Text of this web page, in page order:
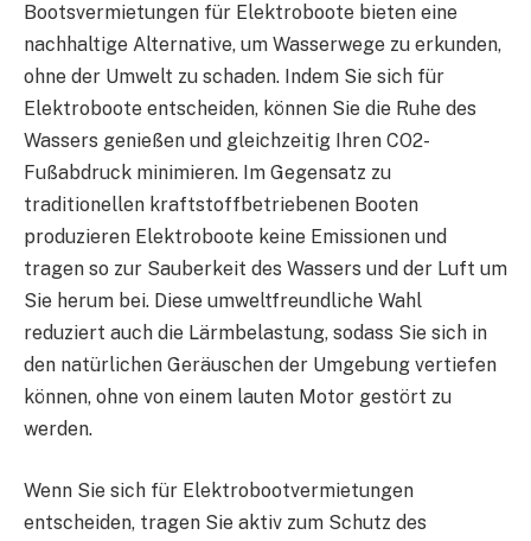
Bootsvermietungen für Elektroboote bieten eine
nachhaltige Alternative, um Wasserwege zu erkunden,
ohne der Umwelt zu schaden. Indem Sie sich für
Elektroboote entscheiden, können Sie die Ruhe des
Wassers genießen und gleichzeitig Ihren CO2-
Fußabdruck minimieren. Im Gegensatz zu
traditionellen kraftstoffbetriebenen Booten
produzieren Elektroboote keine Emissionen und
tragen so zur Sauberkeit des Wassers und der Luft um
Sie herum bei. Diese umweltfreundliche Wahl
reduziert auch die Lärmbelastung, sodass Sie sich in
den natürlichen Geräuschen der Umgebung vertiefen
können, ohne von einem lauten Motor gestört zu
werden.
Wenn Sie sich für Elektrobootvermietungen
entscheiden, tragen Sie aktiv zum Schutz des